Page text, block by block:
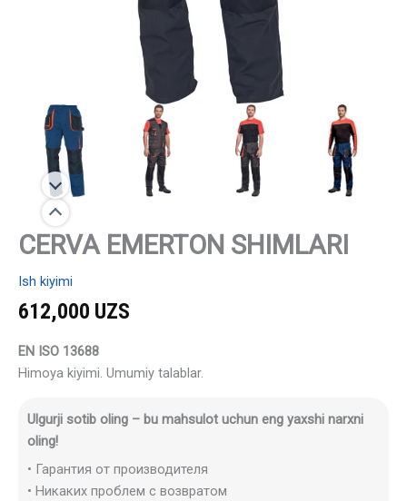
CERVA EMERTON SHIMLARI
Ish kiyimi
612,000 UZS
EN ISO 13688
Himoya kiyimi. Umumiy talablar.
Ulgurji sotib oling – bu mahsulot uchun eng yaxshi narxni
oling!
• Гарантия от производителя
• Никаких проблем с возвратом